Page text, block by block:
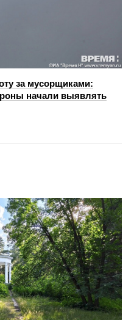
за мусорщиками:
начали выявлять